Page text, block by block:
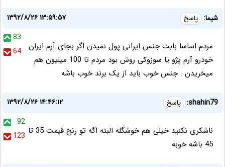
شیما: پاسخ
۱۳۹۲/۸/۲۶ ۱۳:۵۹:۵۷
83
64
مردم اساسا بابت جنس ایرانی پول نمیدن اگر بجای آرم ایران
خودرو آرم پژو یا سوزوکی روش بود مردم تا 100 میلیون هم
میخریدن . جنس خوب باید از یک برند خوب باشه
shahin79: پاسخ
۱۳۹۲/۸/۲۶ ۱۴:۴۶:۱۲
92
123 ناشکری نکنید خیلی هم خوشگله البته اگه تو رنج قیمت 35 تا
45 باشه خوبه